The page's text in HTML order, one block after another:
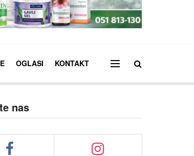
OGLASI KONTAKT
nas